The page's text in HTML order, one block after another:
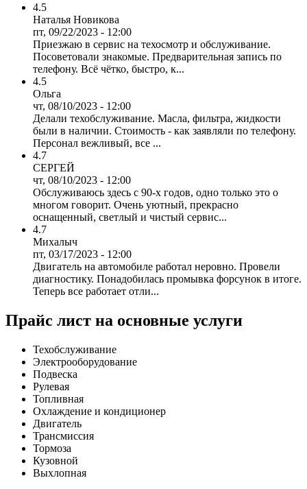
4.5
Наталья Новикова
пт, 09/22/2023 - 12:00
Приезжаю в сервис на техосмотр и обслуживание.
Посоветовали знакомые. Предварительная запись по
телефону. Всё чётко, быстро, к...
4.5
Ольга
чт, 08/10/2023 - 12:00
Делали техобслуживание. Масла, фильтра, жидкости
были в наличии. Стоимость - как заявляли по телефону.
Персонал вежливый, все ...
4.7
СЕРГЕЙ
чт, 08/10/2023 - 12:00
Обслуживаюсь здесь с 90-х годов, одно только это о
многом говорит. Очень уютный, прекрасно
оснащенный, светлый и чистый сервис...
4.7
Михалыч
пт, 03/17/2023 - 12:00
Двигатель на автомобиле работал неровно. Провели
диагностику. Понадобилась промывка форсунок в итоге.
Теперь все работает отли...
Прайс лист на основные услуги
Техобслуживание
Электрооборудование
Подвеска
Рулевая
Топливная
Охлаждение и кондиционер
Двигатель
Трансмиссия
Тормоза
Кузовной
Выхлопная